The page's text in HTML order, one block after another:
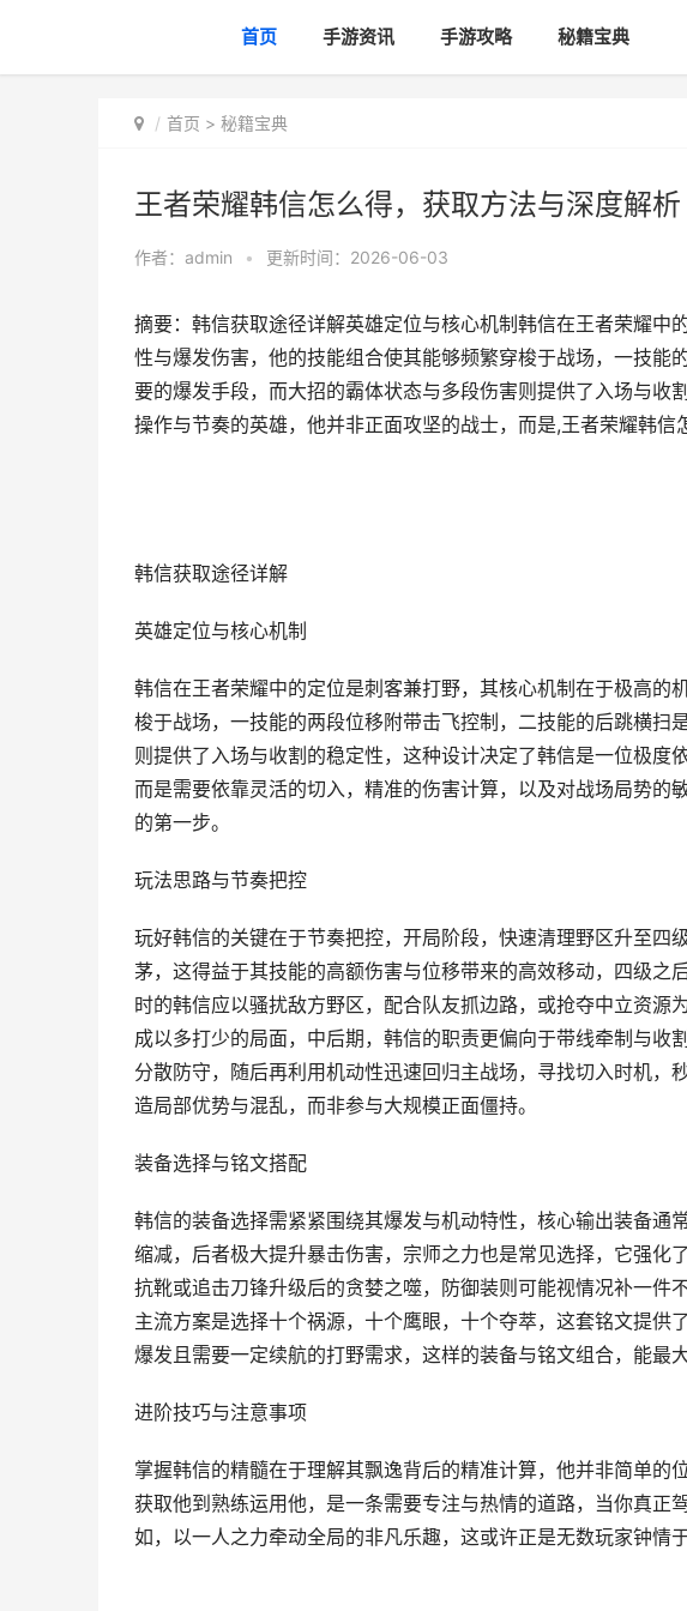
首页 手游资讯 手游攻略 秘籍宝典
首页 > 秘籍宝典
王者荣耀韩信怎么得，获取方法与深度解析
作者： admin • 更新时间：2026-06-03
摘要：韩信获取途径详解英雄定位与核心机制韩信在王者荣耀中
性与爆发伤害，他的技能组合使其能够频繁穿梭于战场，一技能
要的爆发手段，而大招的霸体状态与多段伤害则提供了入场与收
操作与节奏的英雄，他并非正面攻坚的战士，而是,王者荣耀韩信
韩信获取途径详解
英雄定位与核心机制
韩信在王者荣耀中的定位是刺客兼打野，其核心机制在于极高的
梭于战场，一技能的两段位移附带击飞控制，二技能的后跳横扫
则提供了入场与收割的稳定性，这种设计决定了韩信是一位极度
而是需要依靠灵活的切入，精准的伤害计算，以及对战场局势的
的第一步。
玩法思路与节奏把控
玩好韩信的关键在于节奏把控，开局阶段，快速清理野区升至四
茅，这得益于其技能的高额伤害与位移带来的高效移动，四级之
时的韩信应以骚扰敌方野区，配合队友抓边路，或抢夺中立资源
成以多打少的局面，中后期，韩信的职责更偏向于带线牵制与收
分散防守，随后再利用机动性迅速回归主战场，寻找切入时机，
造局部优势与混乱，而非参与大规模正面僵持。
装备选择与铭文搭配
韩信的装备选择需紧紧围绕其爆发与机动特性，核心输出装备通
缩减，后者极大提升暴击伤害，宗师之力也是常见选择，它强化
抗靴或追击刀锋升级后的贪婪之噬，防御装则可能视情况补一件
主流方案是选择十个祸源，十个鹰眼，十个夺萃，这套铭文提供
爆发且需要一定续航的打野需求，这样的装备与铭文组合，能最
进阶技巧与注意事项
掌握韩信的精髓在于理解其飘逸背后的精准计算，他并非简单的
获取他到熟练运用他，是一条需要专注与热情的道路，当你真正
如，以一人之力牵动全局的非凡乐趣，这或许正是无数玩家钟情